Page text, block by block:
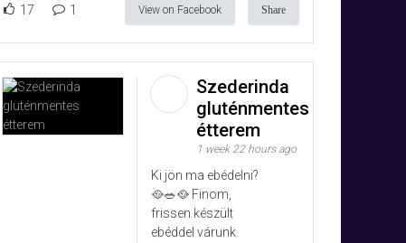
17 1 View on Facebook Share
Szederinda
gluténmentes
étterem
1 week 22 hours ago
Ki jön ma ebédelni?
🥘🥗🥘 Finom,
frissen készült
ebéddel várunk